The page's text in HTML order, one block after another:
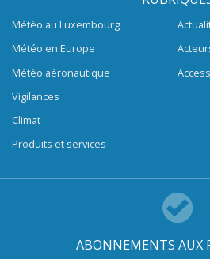
Météo au Luxembourg
Météo en Europe
Météo aéronautique
Vigilances
Climat
Produits et services
ABONNEMENTS AUX